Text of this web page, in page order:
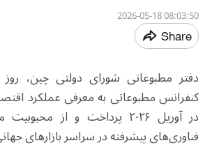
08:03:50 2026-05-18
Share
کنفرانس مطبوعاتی به معرفی عملکرد
در آوریل ۲۰۲۶ پرداخت و از
فناوری‌های پیشرفته در سراسر بازارهای